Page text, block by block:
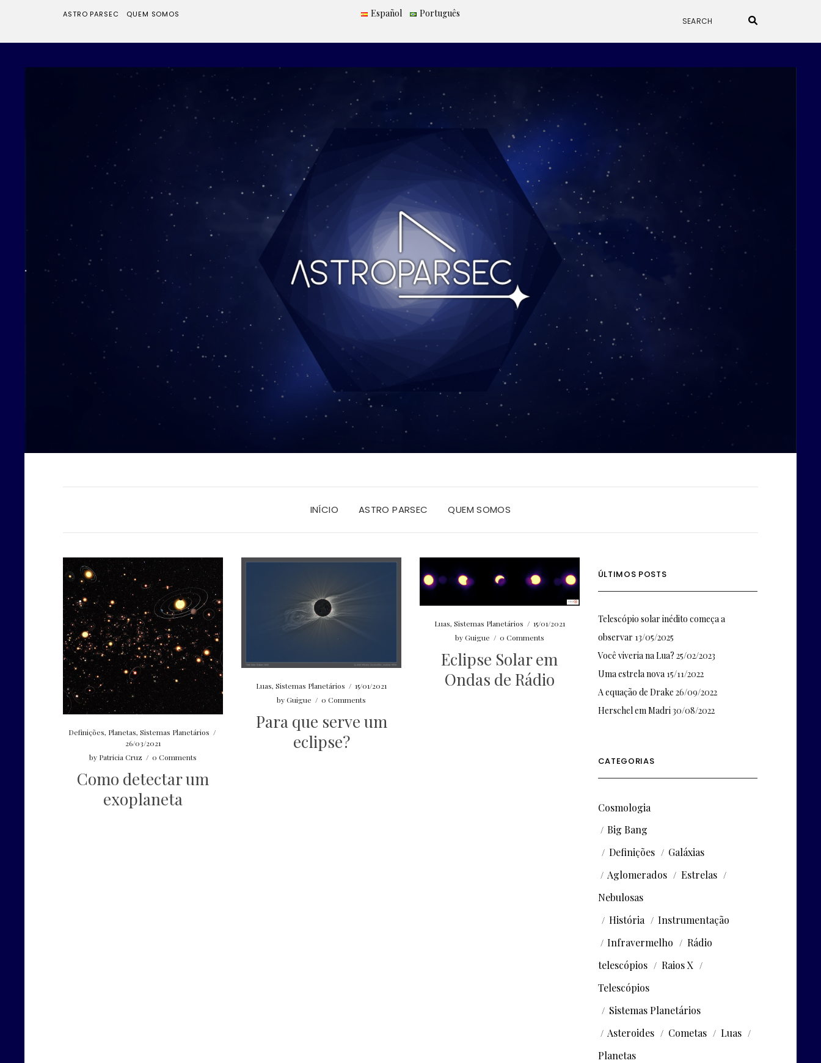
ASTRO PARSEC QUEM SOMOS Español Português
INÍCIO ASTRO PARSEC QUEM SOMOS
Definições, Planetas,Sistemas Planetários /
26/03/2021
by Patricia Cruz / 0 Comments
Como detectar um
exoplaneta
Luas,Sistemas Planetários / 15/01/2021
byGuigue / 0 Comments
Para que serve um
eclipse?
Luas, Sistemas Planetários / 15/01/2021
byGuigue / 0 Comments
Eclipse Solar em
Ondas de Rádio
ÚLTIMOS POSTS
Telescópio solar inédito começa a
observar 13/05/2025
Você viveria na Lua? 25/02/2023
Uma estrela nova 15/11/2022
A equação de Drake 26/09/2022
Herschel em Madri30/08/2022
CATEGORIAS
Cosmologia
Big Bang
Definições
Galáxias
Aglomerados
Estrelas
Nebulosas
História
Instrumentação
Infravermelho
Rádio
telescópios
Raios X
Telescópios
Sistemas Planetários
Asteroides
Cometas
Luas
Planetas